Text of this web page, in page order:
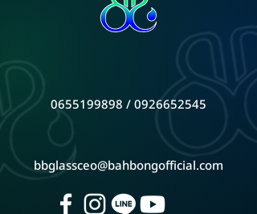
0655199898 / 0926652545
bbglassceo@bahbongofficial.com